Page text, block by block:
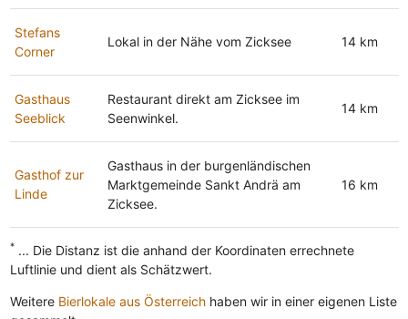
Stefans
Corner
Lokal in der Nähe vom Zicksee 14 km
Gasthaus
Seeblick
Restaurant direkt am Zicksee im
Seenwinkel.
14 km
Gasthof zur
Linde
Gasthaus in der burgenländischen
Marktgemeinde Sankt Andrä am
Zicksee.
16 km
*... Die Distanz ist die anhand der Koordinaten errechnete
Luftlinie und dient als Schätzwert.
Weitere Bierlokale aus Österreichhaben wir in einer eigenen Liste